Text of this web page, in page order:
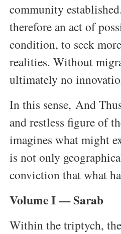
community
therefore an act of
condition, to seek
realities. Without
ultimately no
In this sense, And
and restless figure of
imagines what might
is not only
conviction that what
Volume I — Sarab
Within the triptych,